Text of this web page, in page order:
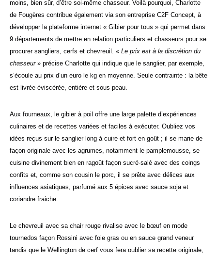
moins, bien sûr, d’être soi-même chasseur. Voilà pourquoi, Charlotte
de Fougères contribue également via son entreprise C2F Concept, à
développer la plateforme internet « Gibier pour tous » qui permet dans
9 départements de mettre en relation particuliers et chasseurs pour se
procurer sangliers, cerfs et chevreuil. « Le prix est à la discrétion du
chasseur» précise Charlotte qui indique que le sanglier, par exemple,
s’écoule au prix d’un euro le kg en moyenne. Seule contrainte : la bête
est livrée éviscérée, entière et sous peau.
Aux fourneaux, le gibier à poil offre une large palette d’expériences
culinaires et de recettes variées et faciles à exécuter. Oubliez vos
idées reçus sur le sanglier long à cuire et fort en goût ; il se marie de
façon originale avec les agrumes, notamment le pamplemousse, se
cuisine divinement bien en ragoût façon sucré-salé avec des coings
confits et, comme son cousin le porc, il se prête avec délices aux
influences asiatiques, parfumé aux 5 épices avec sauce soja et
coriandre fraiche.
Le chevreuil avec sa chair rouge rivalise avec le bœuf en mode
tournedos façon Rossini avec foie gras ou en sauce grand veneur
tandis que le Wellington de cerf vous fera oublier sa recette originale,